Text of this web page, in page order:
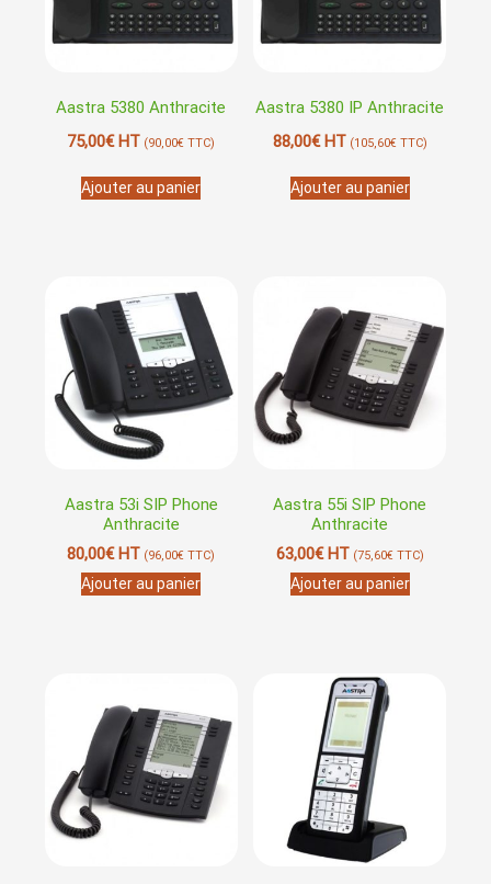
Aastra 5380 Anthracite
75,00€HT (90,00€ TTC)
Ajouter au panier
Aastra 5380 IP Anthracite
88,00€HT (105,60€TTC)
Ajouter au panier
Aastra 53i SIP Phone
Anthracite
80,00€HT (96,00€ TTC)
Ajouter au panier
Aastra 55i SIP Phone
Anthracite
63,00€HT (75,60€TTC)
Ajouter au panier